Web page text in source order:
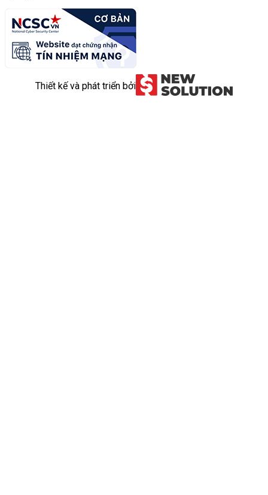
Thiết kế và phát triển bởi